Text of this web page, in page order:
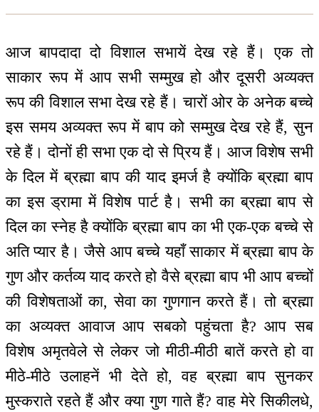
आज बापदादा दो विशाल सभायें देख रहे हैं। एक तो
साकार रूप में आप सभी सम्मुख हो और दूसरी अव्यक्त
रूप की विशाल सभा देख रहे हैं। चारों ओर के अनेक बच्चे
इस समय अव्यक्त रूप में बाप को सम्मुख देख रहे हैं, सुन
रहे हैं। दोनों ही सभा एक दो से प्रिय हैं। आज विशेष सभी
के दिल में ब्रह्मा बाप की याद इमर्ज है क्योंकि ब्रह्मा बाप
का इस ड्रामा में विशेष पार्ट है। सभी का ब्रह्मा बाप से
दिल का स्नेह है क्योंकि ब्रह्मा बाप का भी एक-एक बच्चे से
अति प्यार है। जैसे आप बच्चे यहाँ साकार में ब्रह्मा बाप के
गुण और कर्तव्य याद करते हो वैसे ब्रह्मा बाप भी आप बच्चों
की विशेषताओं का, सेवा का गुणगान करते हैं। तो ब्रह्मा
का अव्यक्त आवाज आप सबको पहुंचता है? आप सब
विशेष अमृतवेले से लेकर जो मीठी-मीठी बातें करते हो वा
मीठे-मीठे उलाहनें भी देते हो, वह ब्रह्मा बाप सुनकर
मुस्कराते रहते हैं और क्या गुण गाते हैं? वाह मेरे सिकीलधे,